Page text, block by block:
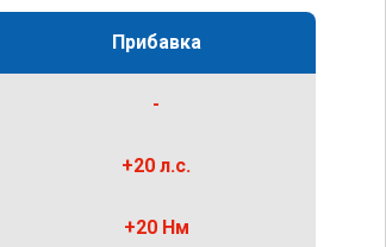
Прибавка
-
+20 л.с.
+20 Нм